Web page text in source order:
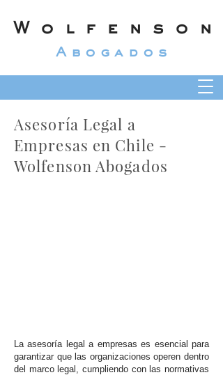
Wolfenson
Abogados
Asesoría Legal a
Empresas en Chile -
Wolfenson Abogados
La asesoría legal a empresas es esencial para
garantizar que las organizaciones operen dentro
del marco legal, cumpliendo con las normativas